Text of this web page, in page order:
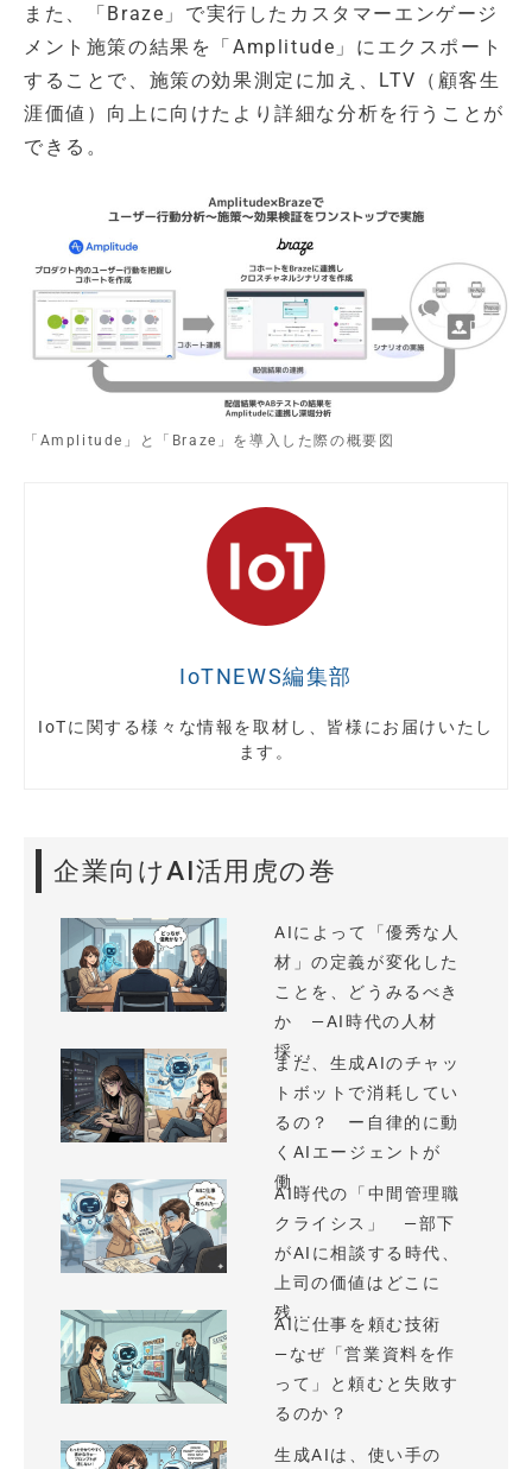
また、「Braze」で実行したカスタマーエンゲージ
メント施策の結果を「Amplitude」にエクスポート
することで、施策の効果測定に加え、LTV（顧客生
涯価値）向上に向けたより詳細な分析を行うことが
できる。
「Amplitude」と「Braze」を導入した際の概要図
IoTNEWS編集部
IoTに関する様々な情報を取材し、皆様にお届けいたし
ます。
企業向けAI活用虎の巻
AIによって「優秀な人
材」の定義が変化した
ことを、どうみるべき
か —AI時代の人材
採...
まだ、生成AIのチャッ
トボットで消耗してい
るの？ ー自律的に動
くAIエージェントが
働...
AI時代の「中間管理職
クライシス」 —部下
がAIに相談する時代、
上司の価値はどこに
残...
AIに仕事を頼む技術
—なぜ「営業資料を作
って」と頼むと失敗す
るのか？
生成AIは、使い手の